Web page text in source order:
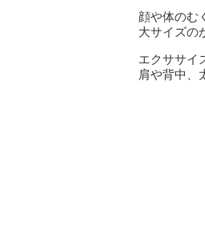
顔や体のむ
大サイズの
エクササイ
肩や背中、